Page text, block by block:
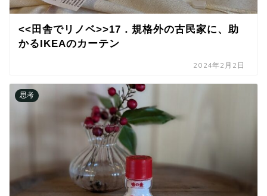
<<田舎でリノベ>>17．規格外の古民家に、助
かるIKEAのカーテン
2024年2月2日
思考